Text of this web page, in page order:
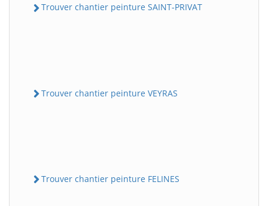
Trouver chantier peinture SAINT-PRIVAT
Trouver chantier peinture VEYRAS
Trouver chantier peinture FELINES